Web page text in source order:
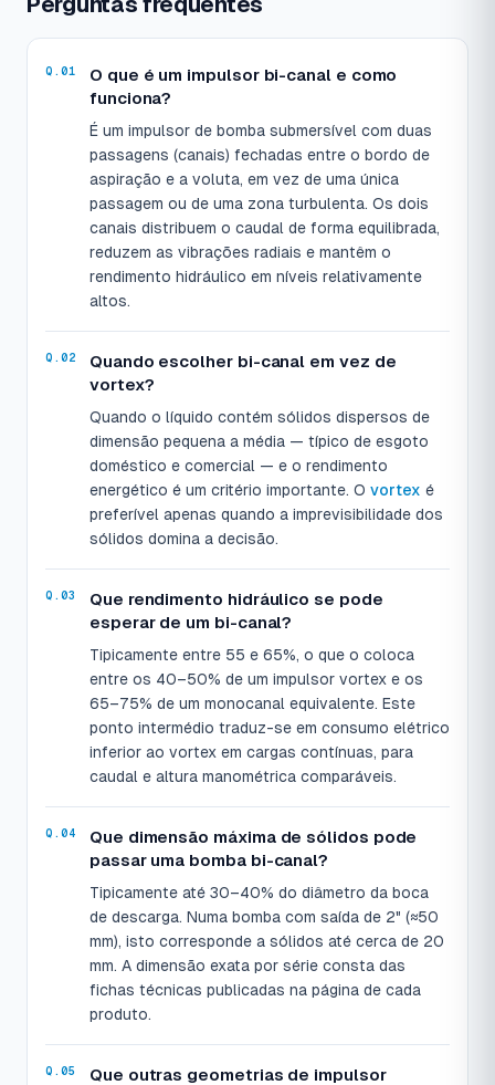
O que é um impulsor bi-canal e como
funciona?
É um impulsor de bomba submersível com duas
passagens (canais) fechadas entre o bordo de
aspiração e a voluta, em vez de uma única
passagem ou de uma zona turbulenta. Os dois
canais distribuem o caudal de forma equilibrada,
reduzem as vibrações radiais e mantêm o
rendimento hidráulico em níveis relativamente
altos.
Quando escolher bi-canal em vez de
vortex?
Quando o líquido contém sólidos dispersos de
dimensão pequena a média — típico de esgoto
doméstico e comercial — e o rendimento
energético é um critério importante. O vortex é
preferível apenas quando a imprevisibilidade dos
sólidos domina a decisão.
Que rendimento hidráulico se pode
esperar de um bi-canal?
Tipicamente entre 55 e 65%, o que o coloca
entre os 40–50% de um impulsor vortex e os
65–75% de um monocanal equivalente. Este
ponto intermédio traduz-se em consumo elétrico
inferior ao vortex em cargas contínuas, para
caudal e altura manométrica comparáveis.
Que dimensão máxima de sólidos pode
passar uma bomba bi-canal?
Tipicamente até 30–40% do diâmetro da boca
de descarga. Numa bomba com saída de 2" (≈50
mm), isto corresponde a sólidos até cerca de 20
mm. A dimensão exata por série consta das
fichas técnicas publicadas na página de cada
produto.
Que outras geometrias de impulsor